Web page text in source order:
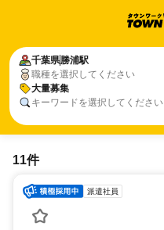
千葉県勝浦駅
職種を選択してください
大量募集
キーワードを選択してください
11件
派遣社員